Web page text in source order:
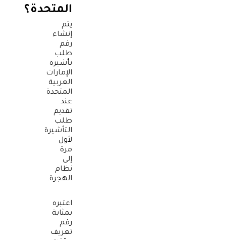
المتحدة؟
يتم
إنشاء
رقم
طلب
تأشيرة
الإمارات
العربية
المتحدة
عند
تقديم
طلب
التأشيرة
لأول
مرة
إلى
نظام
الهجرة.
اعتبره
بمثابة
رقم
تعريف